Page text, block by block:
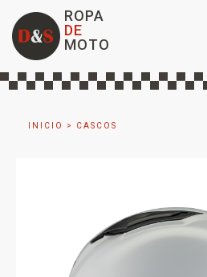
ROPA
DE
MOTO
INICIO > CASCOS